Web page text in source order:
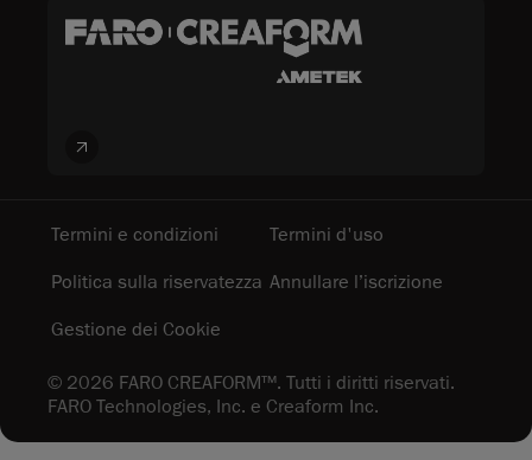
© 2026 FARO CREAFORM™. Tutti i diritti riservati.
FARO Technologies, Inc. e Creaform Inc.
Termini e condizioni
Termini d'uso
Politica sulla riservatezza Annullare l’iscrizione
Gestione dei Cookie